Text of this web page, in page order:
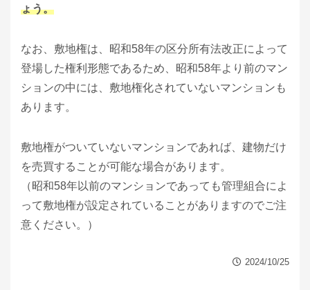
ょう。
なお、敷地権は、昭和58年の区分所有法改正によって
登場した権利形態であるため、昭和58年より前のマン
ションの中には、敷地権化されていないマンションも
あります。
敷地権がついていないマンションであれば、建物だけ
を売買することが可能な場合があります。
（昭和58年以前のマンションであっても管理組合によ
って敷地権が設定されていることがありますのでご注
意ください。）
2024/10/25